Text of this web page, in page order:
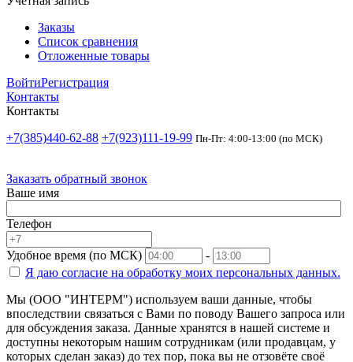
Заказы
Список сравнения
Отложенные товары
ВойтиРегистрация
Контакты
Контакты
+7(385)440-62-88 +7(923)111-19-99 Пн-Пт: 4:00-13:00 (по МСК)
Заказать обратный звонок
Ваше имя
Телефон
Удобное время (по МСК)
-
Я даю согласие на обработку моих персональных данных.
Мы (ООО "ИНТЕРМ") используем ваши данные, чтобы
впоследствии связаться с Вами по поводу Вашего запроса или
для обсуждения заказа. Данные хранятся в нашей системе и
доступны некоторым нашим сотрудникам (или продавцам, у
которых сделан заказ) до тех пор, пока вы не отзовёте своё